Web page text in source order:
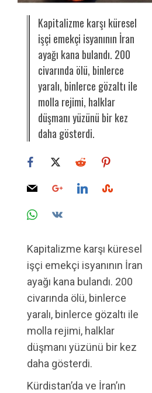
Kapitalizme karşı küresel
işçi emekçi isyanının İran
ayağı kana bulandı. 200
civarında ölü, binlerce
yaralı, binlerce gözaltı ile
molla rejimi, halklar
düşmanı yüzünü bir kez
daha gösterdi.
Kapitalizme karşı küresel
işçi emekçi isyanının İran
ayağı kana bulandı. 200
civarında ölü, binlerce
yaralı, binlerce gözaltı ile
molla rejimi, halklar
düşmanı yüzünü bir kez
daha gösterdi.
Kürdistan’da ve İran’ın